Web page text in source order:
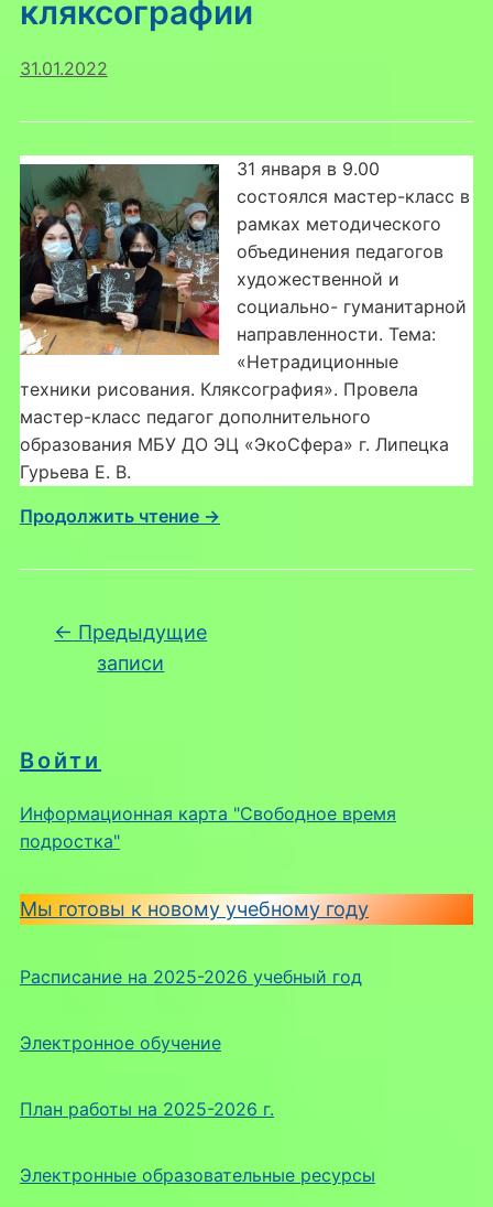
Войти
Информационная карта "Свободное время
подростка"
Мы готовы к новому учебному году
Расписание на 2025-2026 учебный год
Электронное обучение
План работы на 2025-2026 г.
Электронные образовательные ресурсы
кляксографии
31.01.2022
31 января в 9.00
состоялся мастер-класс в
рамках методического
объединения педагогов
художественной и
социально- гуманитарной
направленности. Тема:
«Нетрадиционные
техники рисования. Кляксография». Провела
мастер-класс педагог дополнительного
образования МБУ ДО ЭЦ «ЭкоСфера» г. Липецка
Гурьева Е. В.
Продолжить чтение →
Навигация по записям
← Предыдущие
записи